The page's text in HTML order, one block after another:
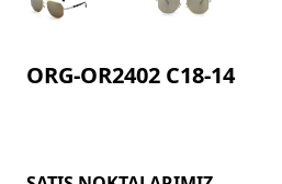
ORG-OR2402 C18-14